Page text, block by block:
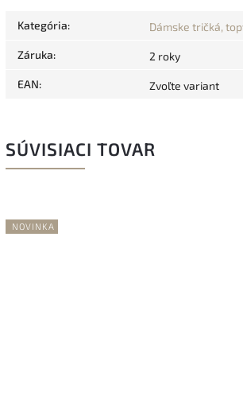
Kategória: Dámske tričká,
Záruka: 2 roky
EAN: Zvoľte variant
SÚVISIACI TOVAR
NOVINKA